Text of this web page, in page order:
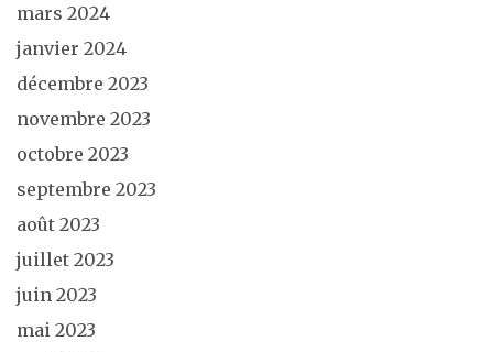
mars 2024
janvier 2024
décembre 2023
novembre 2023
octobre 2023
septembre 2023
août 2023
juillet 2023
juin 2023
mai 2023